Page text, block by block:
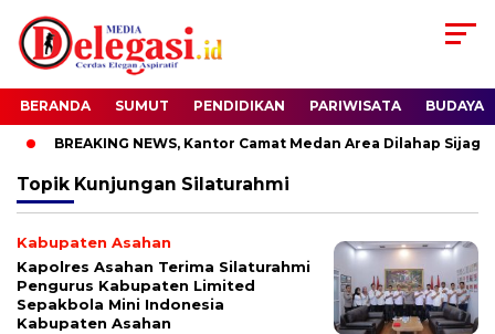
BERANDA SUMUT PENDIDIKAN PARIWISATA BUDAYA
BREAKING NEWS, Kantor Camat Medan Area Dilahap Sijago
Topik Kunjungan Silaturahmi
Kabupaten Asahan
Kapolres Asahan Terima Silaturahmi
Pengurus Kabupaten Limited
Sepakbola Mini Indonesia
Kabupaten Asahan